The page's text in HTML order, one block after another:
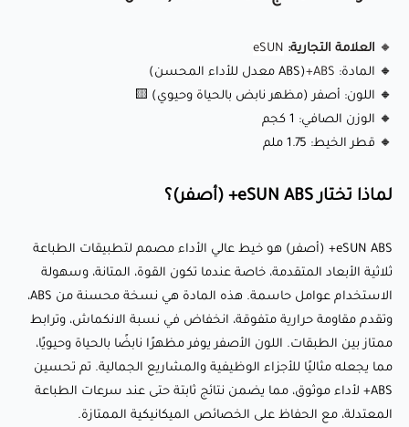
التطبيقات عالية الإجهاد، مما يجعله مثاليًا للطباعة المتينة والقوية.
🔹 انخفاض نسبة الانكماش: يُظهر انكماشًا ضئيلًا أثناء الطباعة،
مما يقلل من خطر التشوه والتشقق. 📐
0.45MPa، يمكن لهذه المادة تحمل البيئات ذات الحرارة المعتدلة.
🔹 رائحة منخفضة: يحتوي على مكونات منخفضة التطاير العضوي
(VOC)، مما يقلل الروائح غير المرغوب فيها أثناء الطباعة لتجربة
أكثر راحة. 🌬️
🔹 قابلية طباعة ممتازة: مُحسَّن لضمان البثق المستمر، تقليل
التسريبات، والأداء الموثوق عبر مجموعة متنوعة من إعدادات
🔸 العلامة التجارية: eSUN
🔸 المادة: ABS+
(ABS معدل للأداء المحسن)
🔸 اللون: أصفر (مظهر نابض بالحياة وحيوي) 🟨
🔸 الوزن الصافي: 1 كجم
🔸 قطر الخيط: 1.75 ملم
لماذا تختار eSUN ABS+ (أصفر)؟
eSUN ABS+ (أصفر) هو خيط عالي الأداء مصمم لتطبيقات الطباعة
ثلاثية الأبعاد المتقدمة، خاصة عندما تكون القوة، المتانة، وسهولة
الاستخدام عوامل حاسمة. هذه المادة هي نسخة محسنة من ABS،
وتقدم مقاومة حرارية متفوقة، انخفاض في نسبة الانكماش، وترابط
ممتاز بين الطبقات. اللون الأصفر يوفر مظهرًا نابضًا بالحياة وحيويًا،
مما يجعله مثاليًا للأجزاء الوظيفية والمشاريع الجمالية. تم تحسين
ABS+ لأداء موثوق، مما يضمن نتائج ثابتة حتى عند سرعات الطباعة
المعتدلة، مع الحفاظ على الخصائص الميكانيكية الممتازة.